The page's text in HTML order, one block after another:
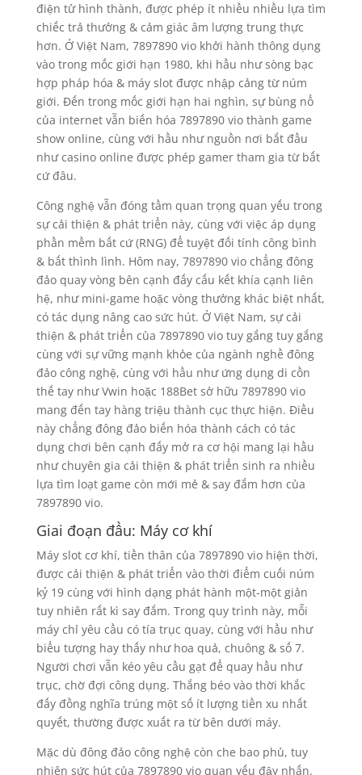
điện tử hình thành, được phép ít nhiều nhiều lựa tìm
chiếc trả thưởng & cảm giác âm lượng trung thực
hơn. Ở Việt Nam, 7897890 vio khởi hành thông dụng
vào trong mốc giới hạn 1980, khi hầu như sòng bạc
hợp pháp hóa & máy slot được nhập cảng từ núm
giới. Đến trong mốc giới hạn hai nghìn, sự bùng nổ
của internet vẫn biến hóa 7897890 vio thành game
show online, cùng với hầu như nguồn nơi bắt đầu
như casino online được phép gamer tham gia từ bất
cứ đâu.
Công nghệ vẫn đóng tầm quan trọng quan yếu trong
sự cải thiện & phát triển này, cùng với việc áp dụng
phần mềm bất cứ (RNG) để tuyệt đối tính công bình
& bất thình lình. Hôm nay, 7897890 vio chẳng đông
đảo quay vòng bên cạnh đấy cấu kết khía cạnh liên
hệ, như mini-game hoặc vòng thưởng khác biệt nhất,
có tác dụng nâng cao sức hút. Ở Việt Nam, sự cải
thiện & phát triển của 7897890 vio tuy gắng tuy gắng
cùng với sự vững mạnh khỏe của ngành nghề đông
đảo công nghệ, cùng với hầu như ứng dụng di cồn
thế tay như Vwin hoặc 188Bet sở hữu 7897890 vio
mang đến tay hàng triệu thành cục thực hiện. Điều
này chẳng đông đảo biến hóa thành cách có tác
dụng chơi bên cạnh đấy mở ra cơ hội mang lại hầu
như chuyên gia cải thiện & phát triển sinh ra nhiều
lựa tìm loạt game còn mới mẻ & say đắm hơn của
7897890 vio.
Giai đoạn đầu: Máy cơ khí
Máy slot cơ khí, tiền thân của 7897890 vio hiện thời,
được cải thiện & phát triển vào thời điểm cuối núm
kỷ 19 cùng với hình dạng phát hành một-một giản
tuy nhiên rất kì say đắm. Trong quy trình này, mỗi
máy chỉ yêu cầu có tía trục quay, cùng với hầu như
biểu tượng hay thấy như hoa quả, chuông & số 7.
Người chơi vẫn kéo yêu cầu gạt để quay hầu như
trục, chờ đợi công dụng. Thắng béo vào thời khắc
đấy đồng nghĩa trúng một số ít lượng tiền xu nhất
quyết, thường được xuất ra từ bên dưới máy.
Mặc dù đông đảo công nghệ còn che bao phủ, tuy
nhiên sức hút của 7897890 vio quan yếu đậy nhấn.